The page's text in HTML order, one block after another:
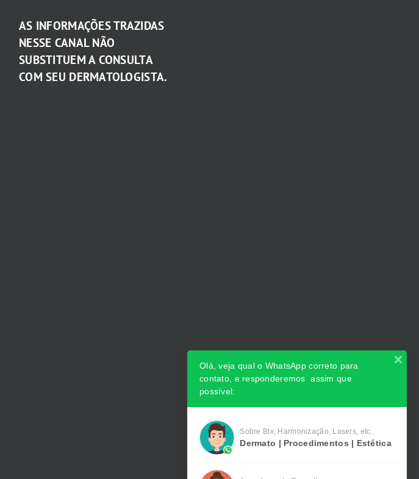
AS INFORMAÇÕES TRAZIDAS
NESSE CANAL NÃO
SUBSTITUEM A CONSULTA
COM SEU DERMATOLOGISTA.
Olá, veja qual o WhatsApp correto para
contato, e responderemos assim que
possível:
Sobre Btx, Harmonização, Lasers, etc..
Dermato | Procedimentos | Estética